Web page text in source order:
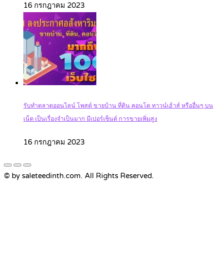
16 กรกฎาคม 2023
รับทำตลาดออนไลน์ โพสต์ ขายบ้าน ที่ดิน คอนโด ทาวน์เฮ้าส์ หรืออื่นๆ บน
เน็ต เป็นเรื่องจำเป็นมาก มีเปอร์เซ็นต์ การขายเพิ่มสูง
16 กรกฎาคม 2023
© by saleteedinth.com. All Rights Reserved.